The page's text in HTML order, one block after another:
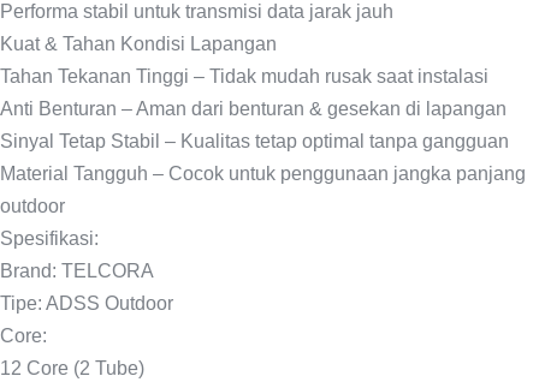
Performa stabil untuk transmisi data jarak jauh
Kuat & Tahan Kondisi Lapangan
Tahan Tekanan Tinggi – Tidak mudah rusak saat instalasi
Anti Benturan – Aman dari benturan & gesekan di lapangan
Sinyal Tetap Stabil – Kualitas tetap optimal tanpa gangguan
Material Tangguh – Cocok untuk penggunaan jangka panjang
outdoor
Spesifikasi:
Brand: TELCORA
Tipe: ADSS Outdoor
Core:
12 Core (2 Tube)